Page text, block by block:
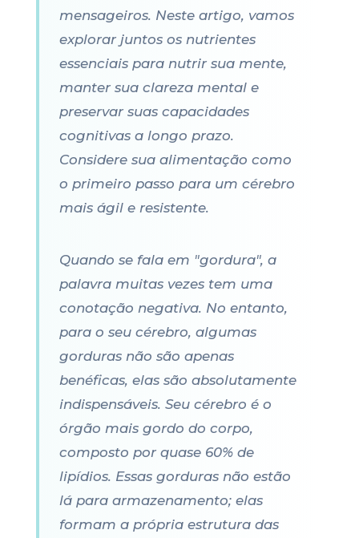
mensageiros. Neste artigo, vamos
explorar juntos os nutrientes
essenciais para nutrir sua mente,
manter sua clareza mental e
preservar suas capacidades
cognitivas a longo prazo.
Considere sua alimentação como
o primeiro passo para um cérebro
mais ágil e resistente.
Quando se fala em "gordura", a
palavra muitas vezes tem uma
conotação negativa. No entanto,
para o seu cérebro, algumas
gorduras não são apenas
benéficas, elas são absolutamente
indispensáveis. Seu cérebro é o
órgão mais gordo do corpo,
composto por quase 60% de
lipídios. Essas gorduras não estão
lá para armazenamento; elas
formam a própria estrutura das